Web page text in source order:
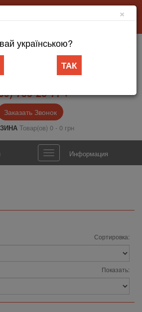
×
українською?
ТАК
753-26-77▼
Заказать Звонок
Товар(ов) 0 - 0 грн
Информация
Сортировка:
Показать: